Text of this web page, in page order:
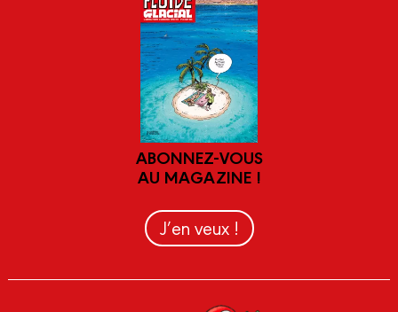
ABONNEZ-VOUS
AU MAGAZINE !
J’en veux !